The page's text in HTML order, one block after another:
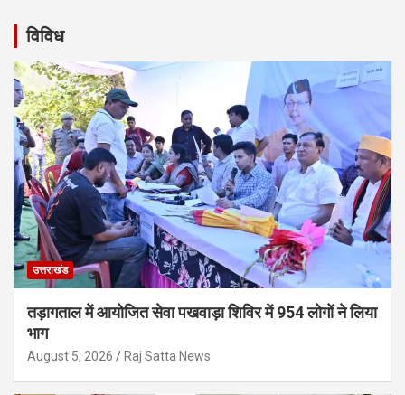
विविध
उत्तराखंड
तड़ागताल में आयोजित सेवा पखवाड़ा शिविर में 954 लोगों ने लिया
भाग
August 5, 2026 Raj Satta News